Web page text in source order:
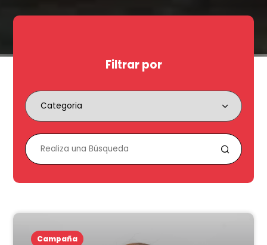
Filtrar por
Campaña